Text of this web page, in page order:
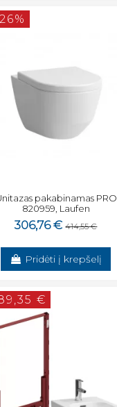
pakabinamas PRO
820959, Laufen
306,76 € 414,55 €
Pridėti į krepšelį
€